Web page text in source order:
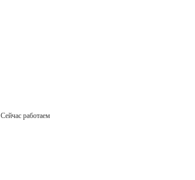
Сейчас работаем